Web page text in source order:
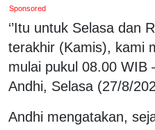
Sponsored
‘’Itu untuk Selasa dan
terakhir (Kamis), kami
mulai pukul 08.00 WIB
Andhi, Selasa (27/8/
Andhi mengatakan,